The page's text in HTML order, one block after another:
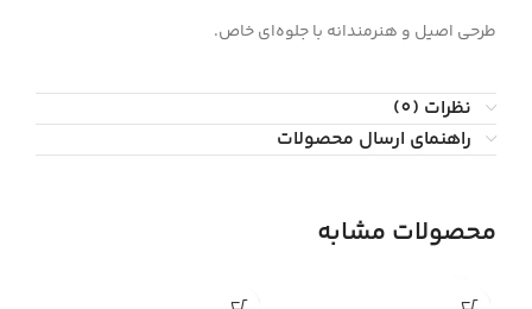
طرحی اصیل و هنرمندانه با جلوه‌ای خاص.
نظرات (0)
راهنمای ارسال محصولات
محصولات مشابه